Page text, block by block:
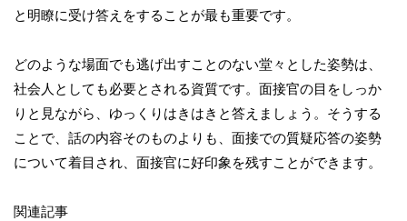
と明瞭に受け答えをすることが最も重要です。
どのような場面でも逃げ出すことのない堂々とした姿勢は、
社会人としても必要とされる資質です。面接官の目をしっか
りと見ながら、ゆっくりはきはきと答えましょう。そうする
ことで、話の内容そのものよりも、面接での質疑応答の姿勢
について着目され、面接官に好印象を残すことができます。
関連記事